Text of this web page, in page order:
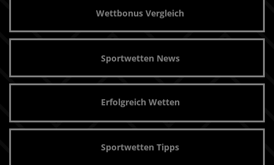
Wettbonus Vergleich
Sportwetten News
Erfolgreich Wetten
Sportwetten Tipps